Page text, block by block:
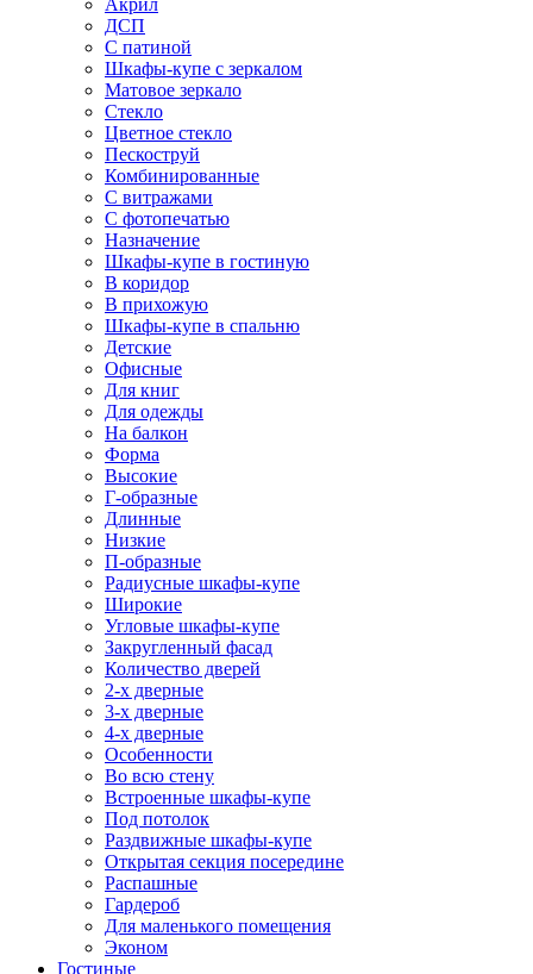
Акрил
ДСП
С патиной
Шкафы-купе с зеркалом
Матовое зеркало
Стекло
Цветное стекло
Пескоструй
Комбинированные
С витражами
С фотопечатью
Назначение
Шкафы-купе в гостиную
В коридор
В прихожую
Шкафы-купе в спальню
Детские
Офисные
Для книг
Для одежды
На балкон
Форма
Высокие
Г-образные
Длинные
Низкие
П-образные
Радиусные шкафы-купе
Широкие
Угловые шкафы-купе
Закругленный фасад
Количество дверей
2-х дверные
3-х дверные
4-х дверные
Особенности
Во всю стену
Встроенные шкафы-купе
Под потолок
Раздвижные шкафы-купе
Открытая секция посередине
Распашные
Гардероб
Для маленького помещения
Эконом
Гостиные